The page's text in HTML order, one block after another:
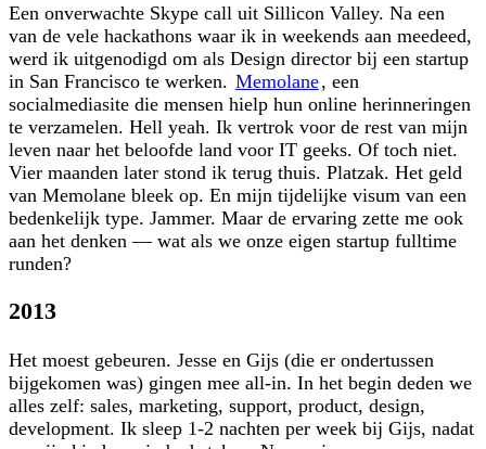
Een onverwachte Skype call uit Sillicon Valley. Na een
van de vele hackathons waar ik in weekends aan meedeed,
werd ik uitgenodigd om als Design director bij een startup
in San Francisco te werken. Memolane, een
socialmediasite die mensen hielp hun online herinneringen
te verzamelen. Hell yeah. Ik vertrok voor de rest van mijn
leven naar het beloofde land voor IT geeks. Of toch niet.
Vier maanden later stond ik terug thuis. Platzak. Het geld
van Memolane bleek op. En mijn tijdelijke visum van een
bedenkelijk type. Jammer. Maar de ervaring zette me ook
aan het denken — wat als we onze eigen startup fulltime
runden?
2013
Het moest gebeuren. Jesse en Gijs (die er ondertussen
bijgekomen was) gingen mee all-in. In het begin deden we
alles zelf: sales, marketing, support, product, design,
development. Ik sleep 1-2 nachten per week bij Gijs, nadat